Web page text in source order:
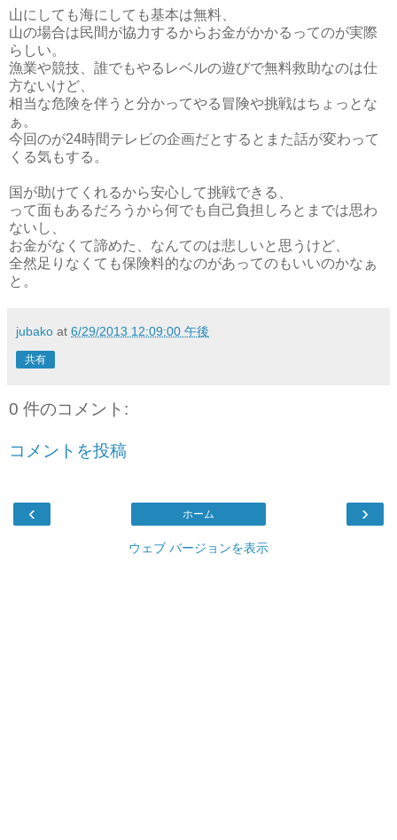
山にしても海にしても基本は無料、
山の場合は民間が協力するからお金がかかるってのが実際
らしい。
漁業や競技、誰でもやるレベルの遊びで無料救助なのは仕
方ないけど、
相当な危険を伴うと分かってやる冒険や挑戦はちょっとな
ぁ。
今回のが24時間テレビの企画だとするとまた話が変わって
くる気もする。
国が助けてくれるから安心して挑戦できる、
って面もあるだろうから何でも自己負担しろとまでは思わ
ないし、
お金がなくて諦めた、なんてのは悲しいと思うけど、
全然足りなくても保険料的なのがあってのもいいのかなぁ
と。
jubako at 6/29/2013 12:09:00 午後
共有
0 件のコメント:
コメントを投稿
‹ ›
ホーム
ウェブ バージョンを表示